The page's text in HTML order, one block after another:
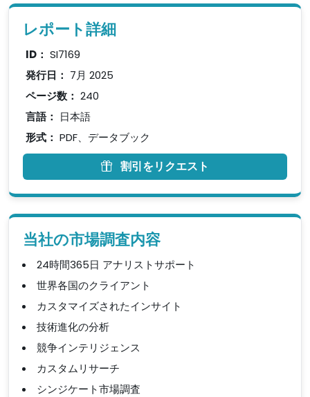
レポート詳細
ID： SI7169
発行日： 7月 2025
ページ数： 240
言語： 日本語
形式： PDF、データブック
割引をリクエスト
当社の市場調査内容
24時間365日 アナリストサポート
世界各国のクライアント
カスタマイズされたインサイト
技術進化の分析
競争インテリジェンス
カスタムリサーチ
シンジケート市場調査